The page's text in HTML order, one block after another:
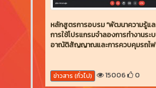
หลักสูตรการอบรม “พัฒนาความรู้แล
การใช้โปรแกรมจำลองการทำงานระ
อาณัติสัญญาณและการควบคุมรถไฟ
ข่าวสาร (ทั่วไป) 15006 0